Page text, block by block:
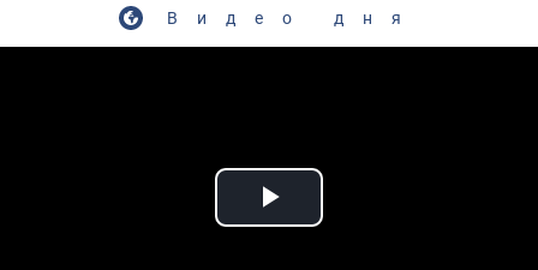
Видео дня
Play Video